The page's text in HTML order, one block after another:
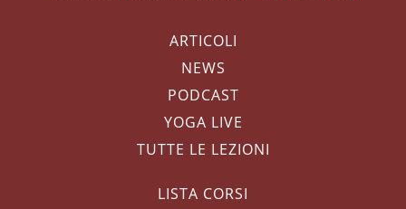
ARTICOLI
NEWS
PODCAST
YOGA LIVE
TUTTE LE LEZIONI
LISTA CORSI